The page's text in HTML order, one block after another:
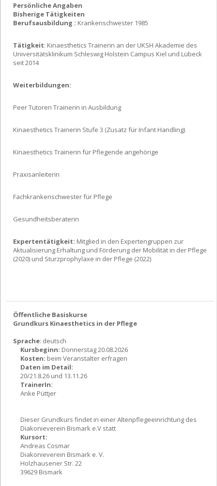
Persönliche Angaben
Bisherige Tätigkeiten
Berufsausbildung : Krankenschwester 1985
Tätigkeit: Kinaesthetics Trainerin an der UKSH Akademie des
Universitätsklinikum Schleswig Holstein Campus Kiel und Lübeck
seit 2014
Weiterbildungen:
Peer Tutoren Trainerin in Ausbildung
Kinaesthetics Trainerin Stufe 3 (Zusatz für Infant Handling)
Kinaesthetics Trainerin für Pflegende angehörige
Praxisanleiterin
Fachkrankenschwester für Pflege
Gesundheitsberaterin
Expertentätigkeit: Mitglied in den Expertengruppen zur
Aktualisierung Erhaltung und Förderung der Mobilität in der Pflege
(2020) und Sturzprophylaxe in der Pflege (2022)
Öffentliche Basiskurse
Grundkurs Kinaesthetics in der Pflege
Sprache: deutsch
Kursbeginn: Donnerstag 20.08.2026
Kosten: beim Veranstalter erfragen
Daten im Detail:
20/21.8.26 und 13.11.26
TrainerIn:
Anke Püttjer
Dieser Grundkurs findet in einer Altenpflegeeinrichtung des
Diakonieverein Bismark e.V statt
Kursort:
Andreas Cosmar
Diakonieverein Bismark e. V.
Holzhausener Str. 22
39629 Bismark